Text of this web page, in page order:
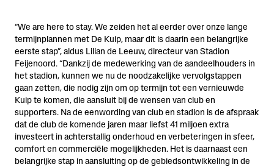
“We are here to stay. We zeiden het al eerder over onze lange
termijnplannen met De Kuip, maar dit is daarin een belangrijke
eerste stap”, aldus Lilian de Leeuw, directeur van Stadion
Feijenoord. “Dankzij de medewerking van de aandeelhouders in
het stadion, kunnen we nu de noodzakelijke vervolgstappen
gaan zetten, die nodig zijn om op termijn tot een vernieuwde
Kuip te komen, die aansluit bij de wensen van club en
supporters. Na de eenwording van club en stadion is de afspraak
dat de club de komende jaren maar liefst 41 miljoen extra
investeert in achterstallig onderhoud en verbeteringen in sfeer,
comfort en commerciële mogelijkheden. Het is daarnaast een
belangrijke stap in aansluiting op de gebiedsontwikkeling in de